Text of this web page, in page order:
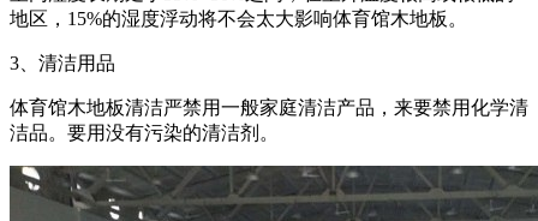
地区，15%的湿度浮动将不会太大影响体育馆木地板。
3、清洁用品
体育馆木地板清洁严禁用一般家庭清洁产品，来要禁用化学清
洁品。要用没有污染的清洁剂。